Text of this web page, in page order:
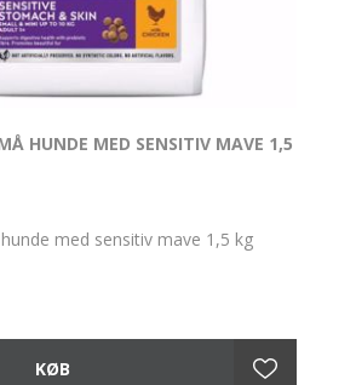
HUNDE MED SENSITIV MAVE 1,5
med sensitiv mave 1,5 kg